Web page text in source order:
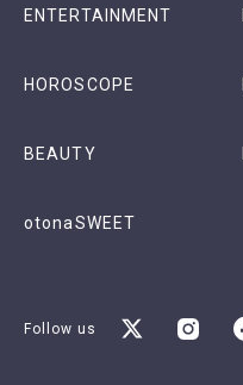
ENTERTAINMENT
HOROSCOPE
BEAUTY
otonaSWEET
Follow us